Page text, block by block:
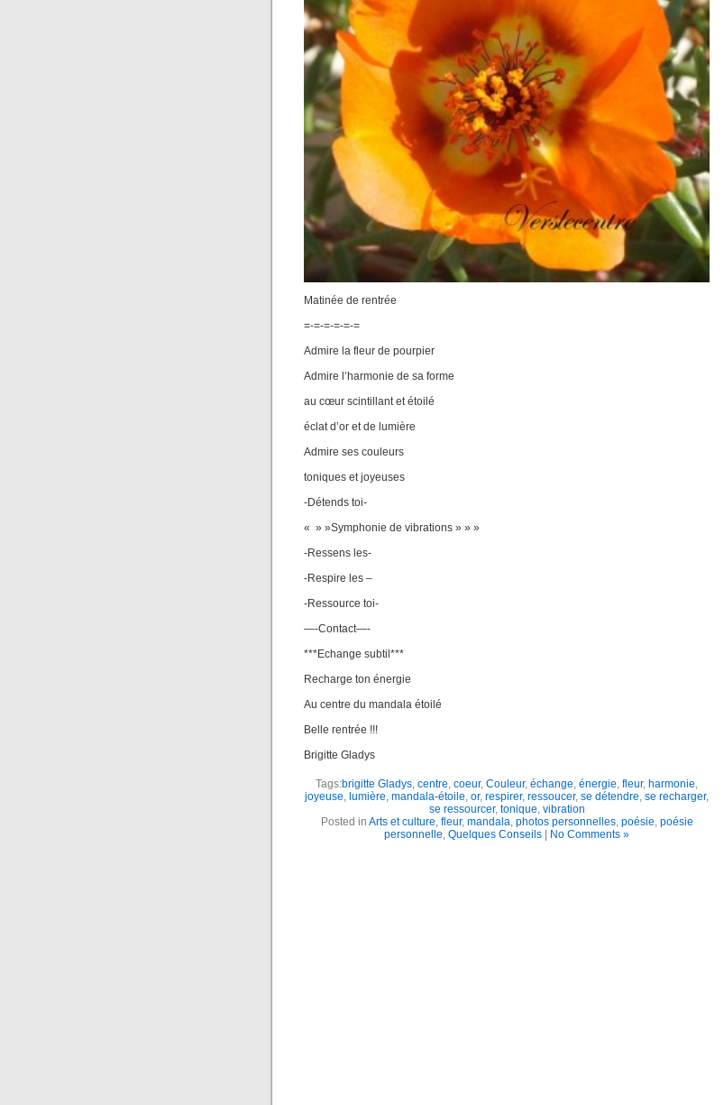
Matinée de rentrée
=-=-=-=-=-=
Admire la fleur de pourpier
Admire l’harmonie de sa forme
au cœur scintillant et étoilé
éclat d’or et de lumière
Admire ses couleurs
toniques et joyeuses
-Détends toi-
« » »Symphonie de vibrations » » »
-Ressens les-
-Respire les –
-Ressource toi-
—-Contact—-
***Echange subtil***
Recharge ton énergie
Au centre du mandala étoilé
Belle rentrée !!!
Brigitte Gladys
Tags:brigitte Gladys centre coeur, Couleur, échange énergie fleur, harmonie
joyeuse lumière mandala-étoile or, respirer, ressoucer, se détendre se recharger,
se ressourcer, tonique vibration
Posted in Arts et culture fleur, mandala photos personnelles, poésie poésie
personnelle Quelques Conseils | No Comments »